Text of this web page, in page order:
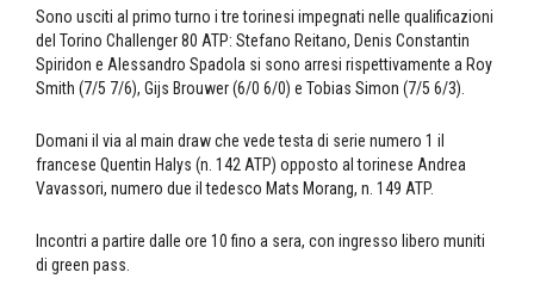
Sono usciti al primo turno i tre torinesi impegnati nelle qualificazioni
del Torino Challenger 80 ATP: Stefano Reitano, Denis Constantin
Spiridon e Alessandro Spadola si sono arresi rispettivamente a Roy
Smith (7/5 7/6), Gijs Brouwer (6/0 6/0) e Tobias Simon (7/5 6/3).
Domani il via al main draw che vede testa di serie numero 1 il
francese Quentin Halys (n. 142 ATP) opposto al torinese Andrea
Vavassori, numero due il tedesco Mats Morang, n. 149 ATP.
Incontri a partire dalle ore 10 fino a sera, con ingresso libero muniti
di green pass.